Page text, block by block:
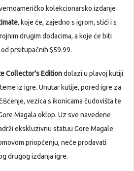
kolekcionarsko izdanje
, koje će, zajedno s igrom, stići i s
drugim dodacima, a koje će biti
prsitupačnih $59.99.
Collector’s Editiondolazi u plavoj kutiji
iz igre. Unutar kutije, pored igre za
vezica s ikonicama čudovišta te
Magala oklop. Uz sve navedene
ekskluzivnu statuu Gore Magale
priopćenju, neće prodavati
drugog izdanja igre.